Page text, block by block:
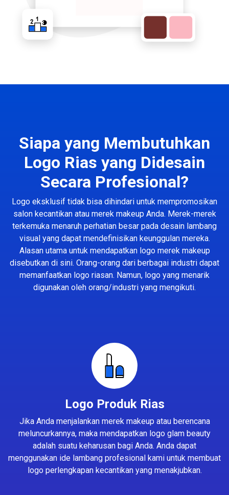
Siapa yang Membutuhkan
Logo Rias yang Didesain
Secara Profesional?
Logo eksklusif tidak bisa dihindari untuk mempromosikan
salon kecantikan atau merek makeup Anda. Merek-merek
terkemuka menaruh perhatian besar pada desain lambang
visual yang dapat mendefinisikan keunggulan mereka.
Alasan utama untuk mendapatkan logo merek makeup
disebutkan di sini. Orang-orang dari berbagai industri dapat
memanfaatkan logo riasan. Namun, logo yang menarik
digunakan oleh orang/industri yang mengikuti.
Logo Produk Rias
Jika Anda menjalankan merek makeup atau berencana
meluncurkannya, maka mendapatkan logo glam beauty
adalah suatu keharusan bagi Anda. Anda dapat
menggunakan ide lambang profesional kami untuk membuat
logo perlengkapan kecantikan yang menakjubkan.